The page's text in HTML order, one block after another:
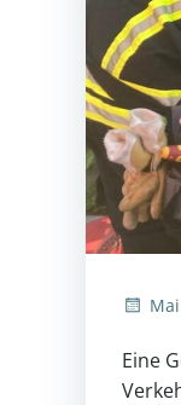
Eine